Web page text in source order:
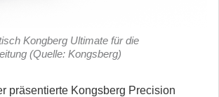
Kongberg Ultimate für die
(Quelle: Kongsberg)
präsentierte Kongsberg Precision